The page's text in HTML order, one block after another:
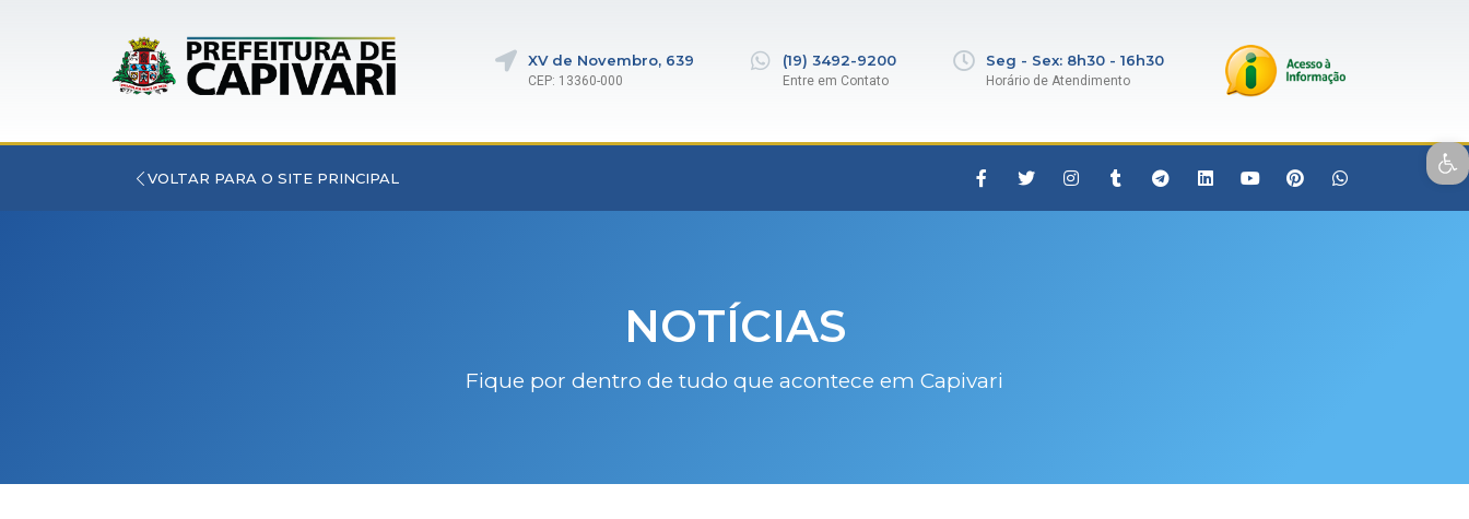
Open toolbar
XV de Novembro, 639
CEP: 13360-000
(19) 3492-9200
Entre em Contato
Seg - Sex: 8h30 - 16h30
Horário de Atendimento
VOLTAR PARA O SITE PRINCIPAL
NOTÍCIAS
Fique por dentro de tudo que acontece em Capivari